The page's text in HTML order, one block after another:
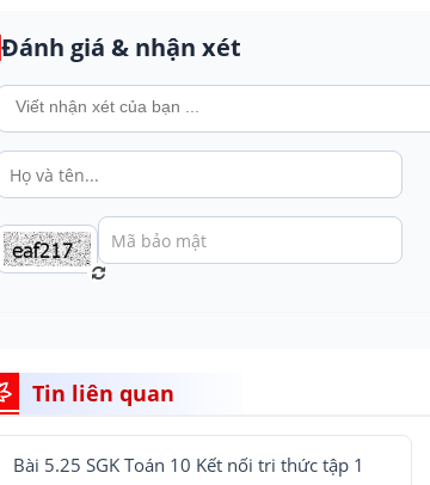
Đánh giá & nhận xét
Tin liên quan
Bài 5.25 SGK Toán 10 Kết nối tri thức tập 1